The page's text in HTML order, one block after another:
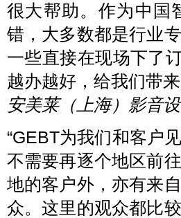
很大帮助。作为中国
错，大多数都是行业
一些直接在现场下了
越办越好，给我们带
安美莱（上海）影音
“GEBT为我们和客户
不需要再逐个地区前
地的客户外，亦有来
众。这里的观众都比